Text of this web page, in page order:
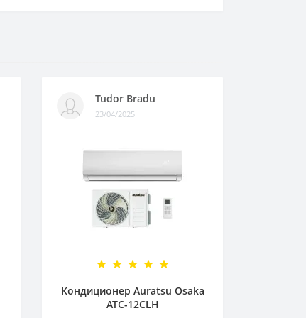
Tudor Bradu
23/04/2025
Кондиционер Auratsu Osaka
ATC-12CLH